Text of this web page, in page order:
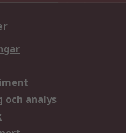
och analys